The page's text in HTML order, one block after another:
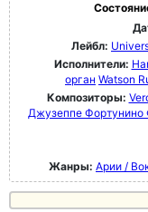
Лейбл:
Исполнители:
орган Watson
Композиторы:
Джузеппе Фортунино
Жанры: Арии /